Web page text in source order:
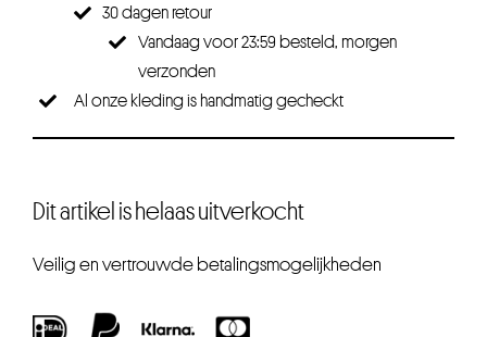
30 dagen retour
Vandaag voor 23:59 besteld, morgen
verzonden
Al onze kleding is handmatig gecheckt
Dit artikel is helaas uitverkocht
Veilig en vertrouwde betalingsmogelijkheden